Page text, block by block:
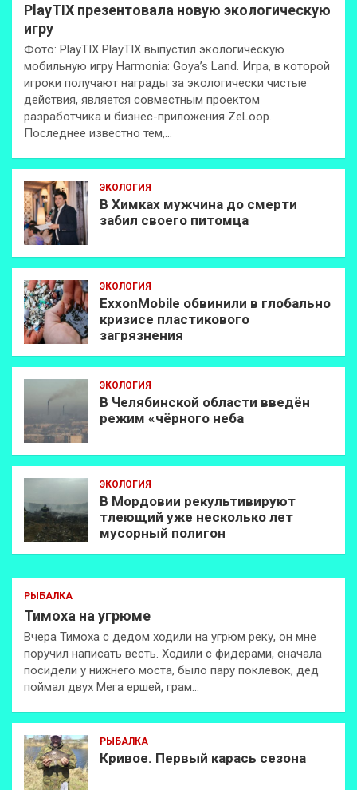
PlayTIX презентовала новую экологическую
игру
Фото: PlayTIX PlayTIX выпустил экологическую
мобильную игру Harmonia: Goya’s Land. Игра, в которой
игроки получают награды за экологически чистые
действия, является совместным проектом
разработчика и бизнес-приложения ZeLoop.
Последнее известно тем,…
ЭКОЛОГИЯ
В Химках мужчина до смерти
забил своего питомца
ЭКОЛОГИЯ
ExxonMobilе обвинили в глобально
кризисе пластикового
загрязнения
ЭКОЛОГИЯ
В Челябинской области введён
режим «чёрного неба
ЭКОЛОГИЯ
В Мордовии рекультивируют
тлеющий уже несколько лет
мусорный полигон
РЫБАЛКА
Тимоха на угрюме
Вчера Тимоха с дедом ходили на угрюм реку, он мне
поручил написать весть. Ходили с фидерами, сначала
посидели у нижнего моста, было пару поклевок, дед
поймал двух Мега ершей, грам…
РЫБАЛКА
Кривое. Первый карась сезона